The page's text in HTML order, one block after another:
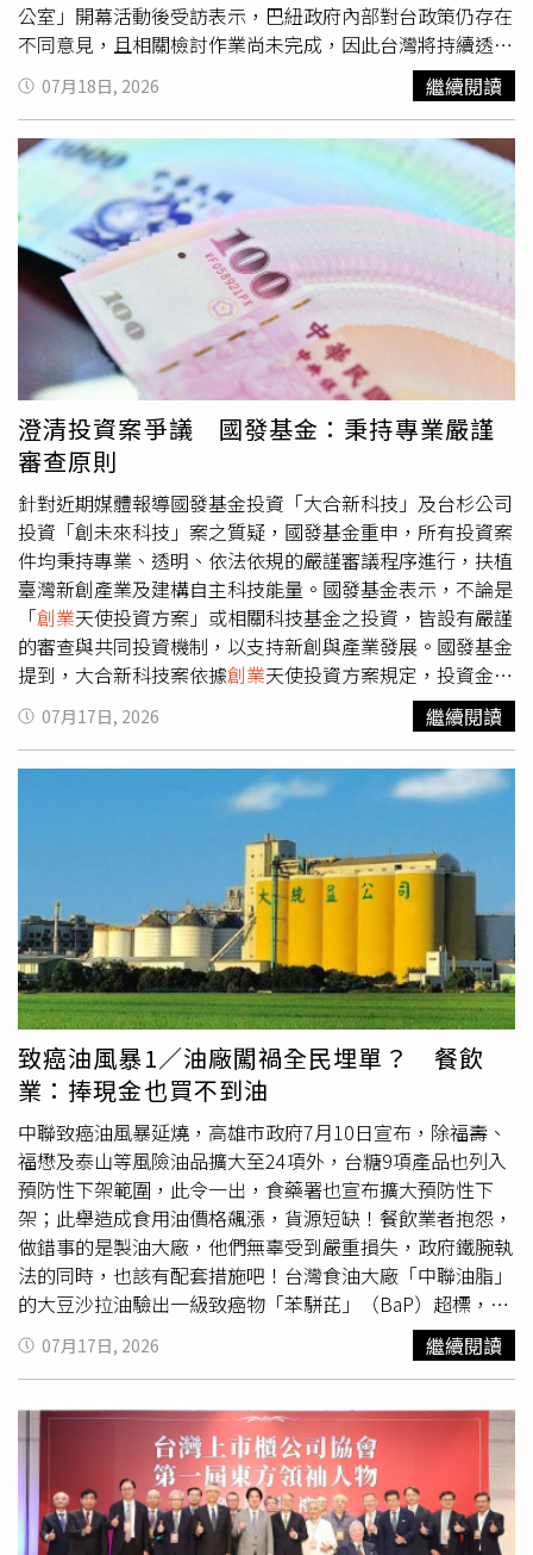
任何證據顯示有以色列公民在該園區居住或工作，也未查獲
任何違法情形，所有受查人士的旅行文件均符合規定，相關
調查仍持續進行中。網路學校由曾任美國加密貨幣交易平台
Coinbase高階主管的巴拉吉創立，整體投資金額約2500萬
美元（約新台幣7.3億元），主要提供新創企業創辦人、軟
體工程師、投資人及數位遊民共同生活、工作及交流，希望
打造國際科技創業社群。巴拉吉17日在社群平台X發文表
示，馬來西亞當局是在未經證實的網路指控下對園區展開搜
索，雖然官方最終確認所有旅行文件均合法，但這次事件已
衝擊投資信心。他宣布，在獲得足夠保證、確認類似事件不
會再次發生前，將暫停所有在馬來西亞的後續投資計畫。巴
拉吉也透露，團隊將尋求與首相安華辦公室會面，希望就網
路學校與馬來西亞政府簽署的合作備忘錄內容進一步溝通。
不過，截至目前，首相辦公室尚未對此作出回應。馬來西亞
是穆斯林人口占多數的國家，長期支持巴勒斯坦，並未與以
色列建立外交關係，也是對以色列立場最為強硬的國家之
一。安華過去曾多次公開聲援巴勒斯坦，並批評以色列涉及
戰爭罪及種族滅絕等行為。現行規定禁止持以色列護照者入
境，但對持其他國家護照、同時具有以色列雙重國籍人士並
無明確法律規範。此次事件除了掀起國安與移民管理討論，
也讓馬來西亞如何兼顧外交立場與吸引國際科技投資，再次
成為各界關注焦點。
公室」開幕活動後受訪表示，巴紐政府內部對台政策仍存在
不同意見，且相關檢討作業尚未完成，因此台灣將持續透過
外交管道與巴紐溝通。林佳龍指出，台灣與巴紐並非如部分
巴紐官員所稱毫無經濟往來，我國每年向巴紐採購逾120萬
噸天然氣，占巴紐天然氣出口相當比重，也是當地重要收入
來源之一。針對後續因應措施，林佳龍表示，外交部已召開
應變會議，將針對雙方經貿合作，包括天然氣採購等項目進
行整體檢視，再依評估結果採取必要措施。他也提到，美國
已公開關切相關事件，台灣將持續與理念相近國家合作，共
同因應區域情勢變化。
07月18日, 2026 繼續閱讀
澄清投資案爭議 國發基金：秉持專業嚴謹
審查原則
針對近期媒體報導國發基金投資「大合新科技」及台杉公司
投資「創未來科技」案之質疑，國發基金重申，所有投資案
件均秉持專業、透明、依法依規的嚴謹審議程序進行，扶植
臺灣新創產業及建構自主科技能量。國發基金表示，不論是
「創業天使投資方案」或相關科技基金之投資，皆設有嚴謹
的審查與共同投資機制，以支持新創與產業發展。國發基金
提到，大合新科技案依據創業天使投資方案規定，投資金額
係由大合新科技公司於申請時提出，並經審議會決議通過
後，與專業天使投資機構以「0.67（國發基金）：1（天使
投資人）」的比例共同搭配投資。目前創業天使投資案經審
議通過投資案約有33%獲得1,900萬元以上的資金協助，大
合新科技公司投資額度符合常態標準，國發基金絕無獨厚特
定企業。國發基金指出，關於創未來科技案，台杉公司所募
科技基金僅作為財務與策略股東，不具實質控制力，亦從未
介入企業日常營運與政府標案。針對相關合約爭議，台杉公
司尊重國防部依法、依約之行政程序。國發基金表示，
天使投資方案開辦至今已成功扶植307家新創事業，累計投
資達44.03億元。新創事業在發展初期極需政府與社會各界
共同呵護。國發基金呼籲，過度且不實之揣測，不僅無助於
釐清事實，更恐傷害臺灣新創生態圈的健康發展。
07月17日, 2026 繼續閱讀
致癌油風暴1／油廠闖禍全民埋單？ 餐飲
業：捧現金也買不到油
中聯致癌油風暴延燒，高雄市政府7月10日宣布，除福壽、
福懋及泰山等風險油品擴大至24項外，台糖9項產品也列入
預防性下架範圍，此令一出，食藥署也宣布擴大預防性下
架；此舉造成食用油價格飆漲，貨源短缺！餐飲業者抱怨，
做錯事的是製油大廠，他們無辜受到嚴重損失，政府鐵腕執
法的同時，也該有配套措施吧！台灣食油大廠「中聯油脂」
的大豆沙拉油驗出一級致癌物「苯駢芘」（BaP）超標，事
件持續延燒，7月10日，高雄市政府擴大下架24項油品，另
外，因台糖9項產品也因混有中聯5月的原料油，衛生局也勒
令全面下架。地方政府鐵腕查禁，食藥署也跟進；日前衛福
部食藥署再度更新預防性下架產品清單，從401項新增39
項，累計已有440項產品列入下架名單，其中包括貴族世
家、布列德、禾家香、卜蜂、路易莎、金色三麥、老協珍、
聯華食品、味全及廣達香…等多家食品與餐飲業者產品等知
名品牌。貴族世家在這次食安風暴，遭到許多客戶要求退
07月17日, 2026 繼續閱讀